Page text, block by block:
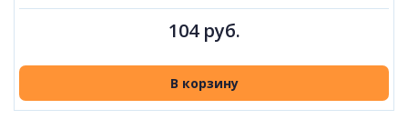
104 руб.
В корзину